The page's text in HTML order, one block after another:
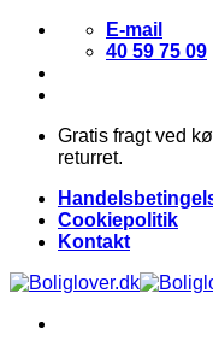
Fortsæt
indhold
E-mail
40 59 75 09
Gratis fragt ved
returret.
Cookiepolitik
Kontakt